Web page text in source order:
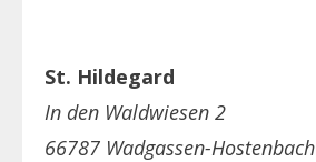
St. Hildegard
In den Waldwiesen 2
66787 Wadgassen-Hostenbach